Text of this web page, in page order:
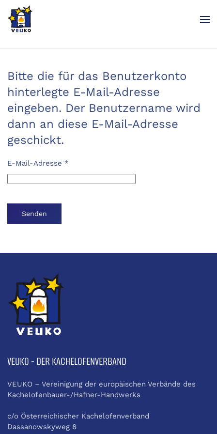
Zum Hauptinhalt springen
Bitte die für das Benutzerkonto
hinterlegte E-Mail-Adresse
eingeben. Der Benutzername wird
dann an diese E-Mail-Adresse
geschickt.
E-Mail-Adresse *
Senden
VEUKO - DER KACHELOFENVERBAND
VEUKO – Vereinigung der europäischen Verbände des
Kachelofenbauer-/Hafner-Handwerks
c/o Österreichischer Kachelofenverband
Dassanowskyweg 8